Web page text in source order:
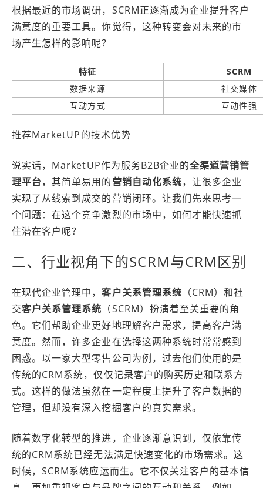
根据最近的市场调研，SCRM正逐渐成为企业提升客户
满意度的重要工具。你觉得，这种转变会对未来的市
场产生怎样的影响呢？
特征
SCRM
数据来源
社交媒体
互动方式
互动性强
推荐MarketUP的技术优势
说实话，MarketUP作为服务B2B企业的全渠道营销管
理平台，其简单易用的营销自动化系统，让很多企业
实现了从线索到成交的营销闭环。让我们先来思考一
个问题：在这个竞争激烈的市场中，如何才能快速抓
住潜在客户呢？
二、行业视角下的SCRM与CRM区别
在现代企业管理中，客户关系管理系统 （CRM）和社
交客户关系管理系统 （SCRM）扮演着至关重要的角
色。它们帮助企业更好地理解客户需求，提高客户满
意度。然而，许多企业在选择这两种系统时常常感到
困惑。以一家大型零售公司为例，过去他们使用的是
传统的CRM系统，仅仅记录客户的购买历史和联系方
式。这样的做法虽然在一定程度上提升了客户数据的
管理，但却没有深入挖掘客户的真实需求。
随着数字化转型的推进，企业逐渐意识到，仅依靠传
统的CRM系统已经无法满足快速变化的市场需求。这
时候，SCRM系统应运而生。它不仅关注客户的基本信